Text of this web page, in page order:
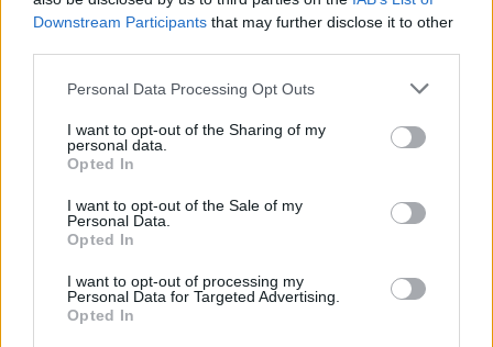
Downstream Participants that may further disclose it to other
Personal Data Processing Opt Outs
I want to opt-out of the Sharing of my
personal data.
Opted In
I want to opt-out of the Sale of my
Personal Data.
Opted In
I want to opt-out of processing my
Personal Data for Targeted Advertising.
Opted In
κατασκευής, τείνουν προς την ολοκλήρωσή τους οι
βαριές κατασκευαστικές εργασίες του αεροδρομίου που
θα εκτείνεται σε 6.030 στρέμματα,με την πρόοδο
Παρά το γεγονός ότι οι κατασκευαστικές εργασίες
υλοποιούνται από την
με ταχύτατο ρυθμό,ο
εξαρτηθεί από τον χρόνο παράδοσης και τοποθέτησης
των αεροναυτιλιακών συστημάτων